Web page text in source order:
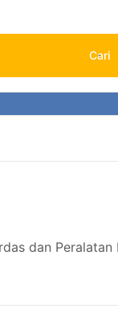
Cari
dan